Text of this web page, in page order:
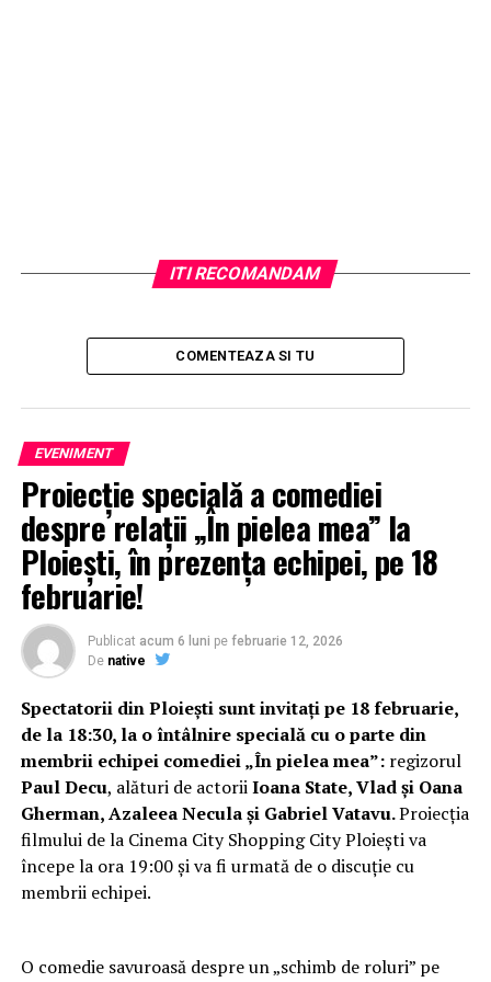
ITI RECOMANDAM
COMENTEAZA SI TU
EVENIMENT
Proiecție specială a comediei
despre relații „În pielea mea” la
Ploiești, în prezența echipei, pe 18
februarie!
Publicat acum 6 luni pe februarie 12, 2026
De native
Spectatorii din Ploiești sunt invitați pe 18 februarie,
de la 18:30, la o întâlnire specială cu o parte din
membrii echipei comediei „În pielea mea”: regizorul
Paul Decu, alături de actoriiIoana State, Vlad și Oana
Gherman, Azaleea Necula și Gabriel Vatavu.Proiecția
filmului de la Cinema City Shopping City Ploiești va
începe la ora 19:00 și va fi urmată de o discuție cu
membrii echipei.
O comedie savuroasă despre un „schimb de roluri” pe